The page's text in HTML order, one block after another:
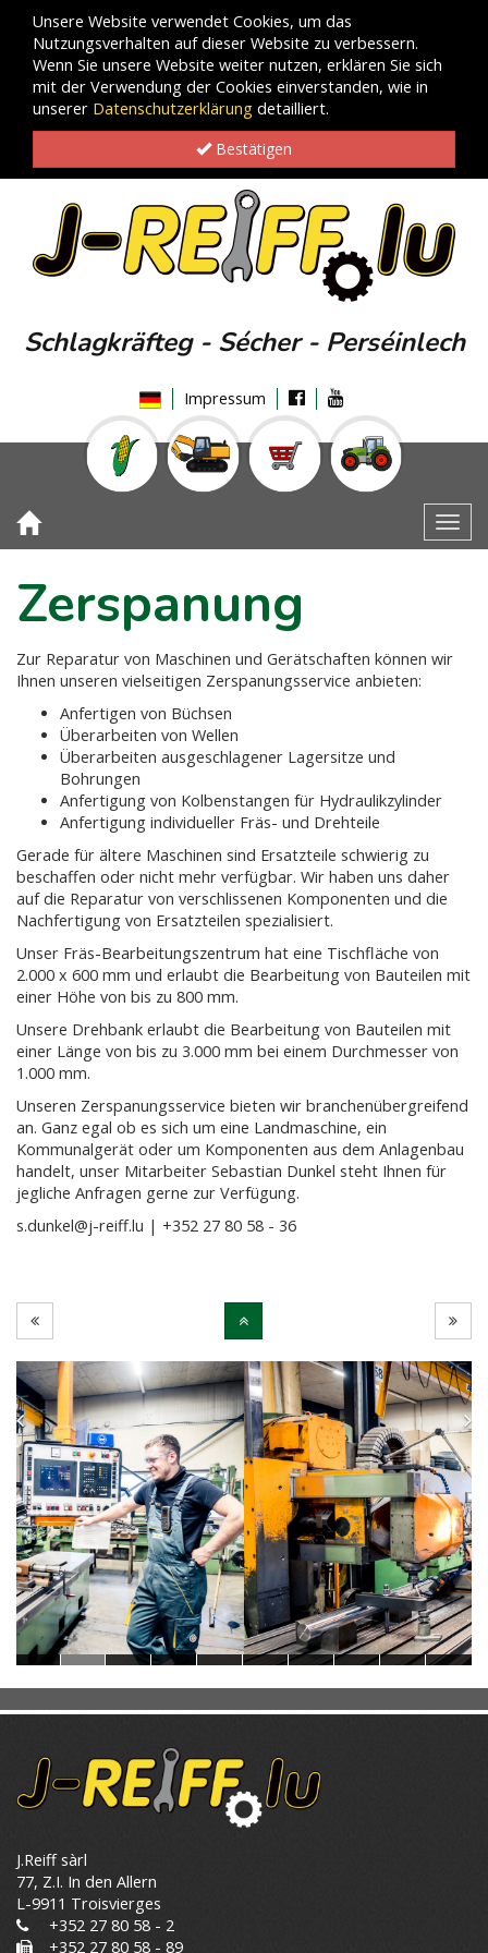
Unsere Website verwendet Cookies, um das
Nutzungsverhalten auf dieser Website zu verbessern.
Wenn Sie unsere Website weiter nutzen, erklären Sie sich
mit der Verwendung der Cookies einverstanden, wie in
unserer Datenschutzerklärung detailliert.
Bestätigen
Schlagkräfteg - Sécher - Perséinlech
Impressum
Zerspanung
Zur Reparatur von Maschinen und Gerätschaften können wir
Ihnen unseren vielseitigen Zerspanungsservice anbieten:
Anfertigen von Büchsen
Überarbeiten von Wellen
Überarbeiten ausgeschlagener Lagersitze und
Bohrungen
Anfertigung von Kolbenstangen für Hydraulikzylinder
Anfertigung individueller Fräs- und Drehteile
Gerade für ältere Maschinen sind Ersatzteile schwierig zu
beschaffen oder nicht mehr verfügbar. Wir haben uns daher
auf die Reparatur von verschlissenen Komponenten und die
Nachfertigung von Ersatzteilen spezialisiert.
Unser Fräs-Bearbeitungszentrum hat eine Tischfläche von
2.000 x 600 mm und erlaubt die Bearbeitung von Bauteilen mit
einer Höhe von bis zu 800 mm.
Unsere Drehbank erlaubt die Bearbeitung von Bauteilen mit
einer Länge von bis zu 3.000 mm bei einem Durchmesser von
1.000 mm.
Unseren Zerspanungsservice bieten wir branchenübergreifend
an. Ganz egal ob es sich um eine Landmaschine, ein
Kommunalgerät oder um Komponenten aus dem Anlagenbau
handelt, unser Mitarbeiter Sebastian Dunkel steht Ihnen für
jegliche Anfragen gerne zur Verfügung.
s.dunkel@j-reiff.lu | +352 27 80 58 - 36
Previous
J.Reiff sàrl
77, Z.I. In den Allern
L-9911 Troisvierges
+352 27 80 58 - 2
+352 27 80 58 - 89